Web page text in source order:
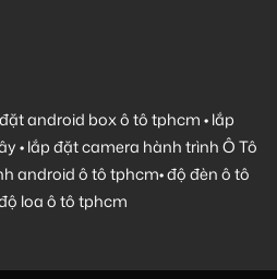
android box ô tô tphcm•lắp
•lắp đặt camera hành trình Ô Tô
android ô tô tphcm•độ đèn ô tô
loa ô tô tphcm